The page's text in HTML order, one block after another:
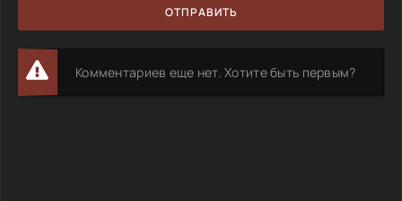
ОТПРАВИТЬ
Комментариев еще нет. Хотите быть первым?